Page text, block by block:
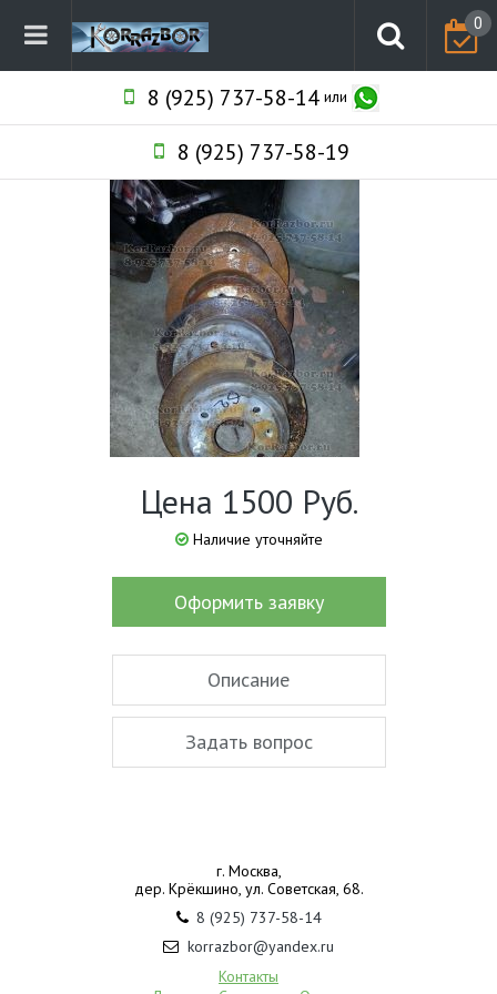
0
8 (925) 737-58-14или
8 (925) 737-58-19
Цена 1500 Руб.
Наличие уточняйте
Оформить заявку
Описание
Задать вопрос
г. Москва,
дер. Крёкшино, ул. Советская, 68.
8 (925) 737-58-14
korrazbor@yandex.ru
Контакты